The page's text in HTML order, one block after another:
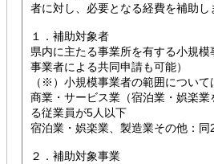
者に対し、必要となる経費を補助し
１．補助対象者
県内に主たる事業所を有する小規
事業者による共同申請も可能）
（※）小規模事業者の範囲について
商業・サービス業（宿泊業・娯楽
る従業員が5人以下
宿泊業・娯楽業、製造業その他：同
２．補助対象事業